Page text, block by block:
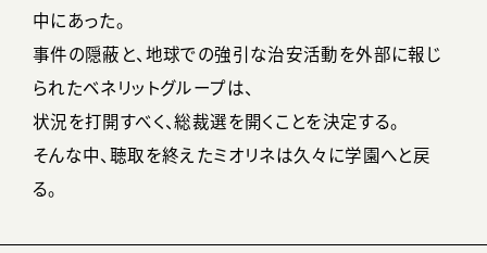
中にあった。
事件の隠蔽と、地球での強引な治安活動を外部に報じ
られたベネリットグループは、
状況を打開すべく、総裁選を開くことを決定する。
そんな中、聴取を終えたミオリネは久々に学園へと戻
る。